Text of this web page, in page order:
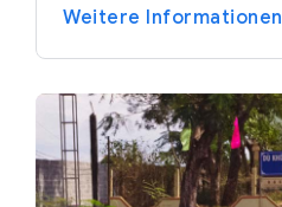
Weitere Informationen